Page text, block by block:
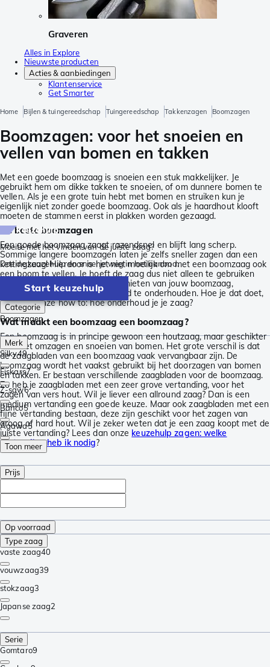
Graveren
Alles in Explore
Nieuwste producten
Acties & aanbiedingen
Klantenservice
Get Smarter
Home Bijlen & tuingereedschap Tuingereedschap Takkenzagen Boomzagen
Boomzagen: voor het snoeien en
vellen van bomen en takken
Met een goede boomzaag is snoeien een stuk makkelijker. Je
gebruikt hem om dikke takken te snoeien, of om dunnere bomen te
vellen. Als je een grote tuin hebt met bomen en struiken kun je
eigenlijk niet zonder goede boomzaag. Ook als je haardhout klooft
moeten de stammen eerst in plakken worden gezaagd.
De beste boomzagen
Een goede boomzaag zaagt razendsnel en blijft lang scherp.
Sommige langere boomzagen laten je zelfs sneller zagen dan een
kettingzaag! Hierdoor is het niet moeilijk om met een boomzaag ook
een boom te vellen. Je hoeft de zaag dus niet alleen te gebruiken
voor het snoeien. Om lang te genieten van jouw boomzaag,
adviseren wij je om de zaag goed te onderhouden. Hoe je dat doet,
lees je in onze how to: hoe onderhoud je je zaag?
Wat maakt een boomzaag een boomzaag?
Een boomzaag is in principe gewoon een houtzaag, maar geschikter
voor het omzagen en snoeien van bomen. Het grote verschil is dat
de zaagbladen van een boomzaag vaak vervangbaar zijn. De
boomzaag wordt het vaakst gebruikt bij het doorzagen van bomen
en takken. Er bestaan verschillende zaagbladen voor de boomzaag.
Zo heb je zaagbladen met een zeer grove vertanding, voor het
zagen van vers hout. Wil je liever een allround zaag? Dan is een
medium vertanding een goede keuze. Maar ook zaagbladen met een
fijne vertanding bestaan, deze zijn geschikt voor het zagen van
droog of hard hout. Wil je zeker weten dat je een zaag koopt met de
juiste vertanding? Lees dan onze keuzehulp zagen: welke
vertanding heb ik nodig?
keuzehulp
Moeite met het vinden van de juiste zaag?
Doe de keuzehulp en snoei je weg in het aanbod.
Start keuzehulp
Categorie
Boomzagen
Merk
Silky49
Fiskars7
Z-saw6
Bahco5
Agawa5
Toon meer
Prijs
Op voorraad
Type zaag
vaste zaag40
vouwzaag39
stokzaag3
Japanse zaag2
Serie
Gomtaro9